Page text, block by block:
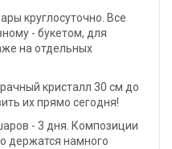
круглосуточно. Все
- букетом, для
на отдельных
кристалл 30 см до
их прямо сегодня!
- 3 дня. Композиции
держатся намного